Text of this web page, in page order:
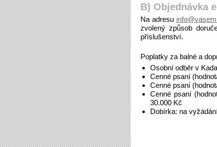
B) Objednávka
Na adresu
zvolený způsob
příslušenství.
Poplatky za balné a
Osobní odběr v
Cenné psaní
Cenné psaní
Cenné psaní
30.000 Kč
Dobírka: na